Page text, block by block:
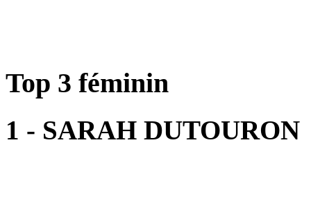
Top 3 féminin
1 - SARAH DUTOURON